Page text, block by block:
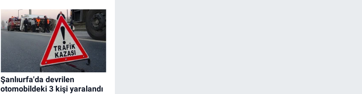
Şanlıurfa'da devrilen
otomobildeki 3 kişi yaralandı